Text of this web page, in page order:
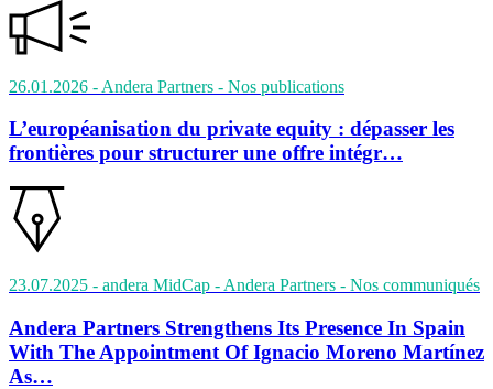
26.01.2026 - Andera Partners - Nos publications
L’européanisation du private equity : dépasser les
frontières pour structurer une offre intégr…
23.07.2025 - andera MidCap - Andera Partners - Nos communiqués
Andera Partners Strengthens Its Presence In Spain
With The Appointment Of Ignacio Moreno Martínez
As…